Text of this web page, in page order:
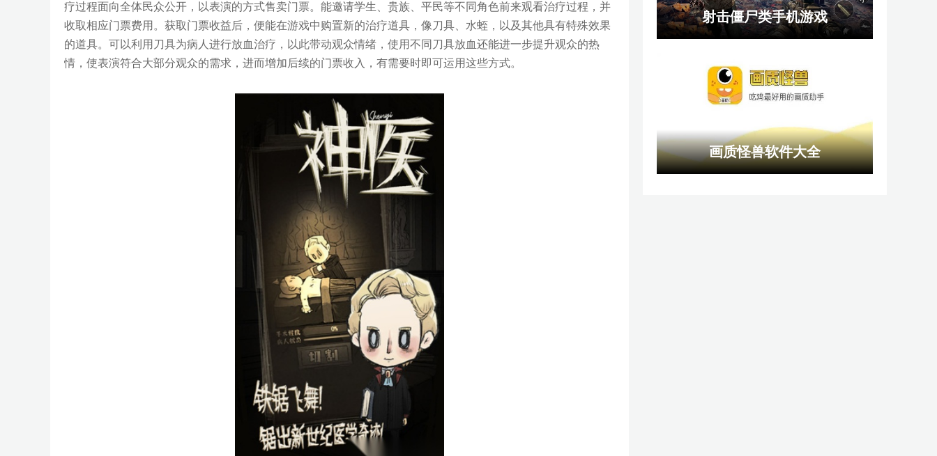
疗过程面向全体民众公开，以表演的方式售卖门票。能邀请学生、贵族、平民等不同角色前来观看治疗过程，并
收取相应门票费用。获取门票收益后，便能在游戏中购置新的治疗道具，像刀具、水蛭，以及其他具有特殊效果
的道具。可以利用刀具为病人进行放血治疗，以此带动观众情绪，使用不同刀具放血还能进一步提升观众的热
情，使表演符合大部分观众的需求，进而增加后续的门票收入，有需要时即可运用这些方式。
射击僵尸类手机游戏
画质怪兽软件大全